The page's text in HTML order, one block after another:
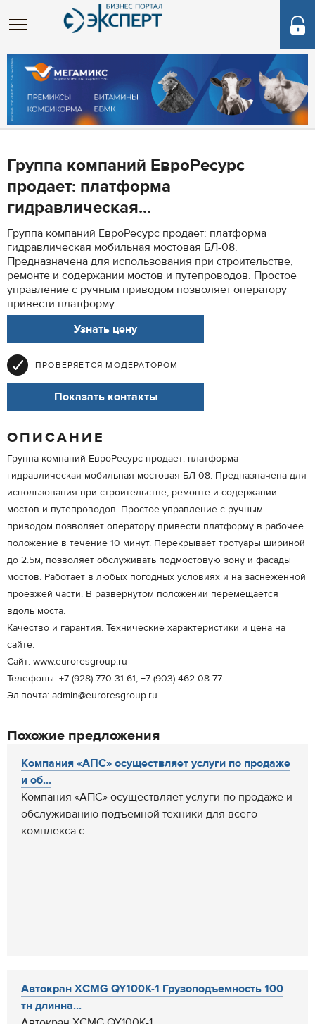
Группа компаний ЕвроРесурс
продает: платформа
гидравлическая...
Группа компаний ЕвроРесурс продает: платформа
гидравлическая мобильная мостовая БЛ-08.
Предназначена для использования при строительстве,
ремонте и содержании мостов и путепроводов. Простое
управление с ручным приводом позволяет оператору
привести платформу...
Узнать цену
ПРОВЕРЯЕТСЯ МОДЕРАТОРОМ
Показать контакты
ОПИСАНИЕ
Группа компаний ЕвроРесурс продает: платформа
гидравлическая мобильная мостовая БЛ-08. Предназначена для
использования при строительстве, ремонте и содержании
мостов и путепроводов. Простое управление с ручным
приводом позволяет оператору привести платформу в рабочее
положение в течение 10 минут. Перекрывает тротуары шириной
до 2.5м, позволяет обслуживать подмостовую зону и фасады
мостов. Работает в любых погодных условиях и на заснеженной
проезжей части. В развернутом положении перемещается
вдоль моста.
Качество и гарантия. Технические характеристики и цена на
сайте.
Сайт: www.euroresgroup.ru
Телефоны: +7 (928) 770-31-61, +7 (903) 462-08-77
Эл.почта: admin@euroresgroup.ru
Похожие предложения
Компания «АПС» осуществляет услуги по продаже
и об...
Компания «АПС» осуществляет услуги по продаже и
обслуживанию подъемной техники для всего
комплекса с...
Автокран XCMG QY100K-1 Грузоподъемность 100
тн длинна...